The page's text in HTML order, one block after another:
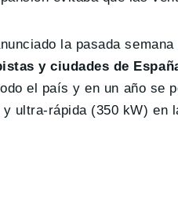
la pasada semana
y ciudades de
el país y en un año se
ultra-rápida (350 kW)